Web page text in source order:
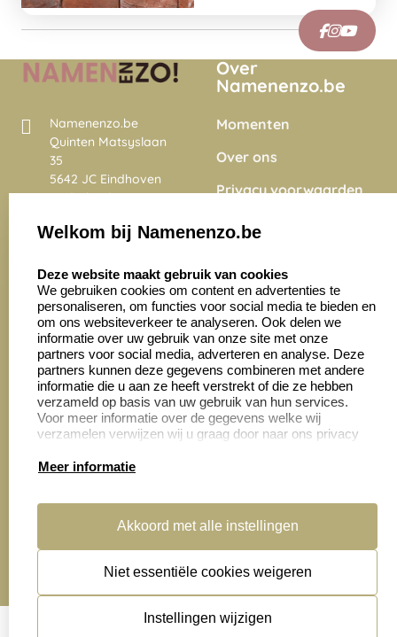
Namenenzo.be
Quinten Matsyslaan
35
5642 JC Eindhoven
Nederland
4028 beoordelingen
Over
Namenenzo.be
Momenten
Over ons
Privacy voorwaarden
Onze vacatures
Zakelijk:
Aanvraag op maat
Cadeaubonnen
Klantenservice:
Contact opnemen
Veelgestelde vragen
Retourneren
handleidingen
algemene voorwaarden
disclaimer
Cookies resetten
Welkom bij Namenenzo.be
Deze website maakt gebruik van cookies
We gebruiken cookies om content en advertenties te
personaliseren, om functies voor social media te bieden en
om ons websiteverkeer te analyseren. Ook delen we
informatie over uw gebruik van onze site met onze
partners voor social media, adverteren en analyse. Deze
partners kunnen deze gegevens combineren met andere
informatie die u aan ze heeft verstrekt of die ze hebben
verzameld op basis van uw gebruik van hun services.
Voor meer informatie over de gegevens welke wij
verzamelen verwijzen wij u graag door naar ons privacy
Meer informatie
Akkoord met alle instellingen
Niet essentiële cookies weigeren
Instellingen wijzigen